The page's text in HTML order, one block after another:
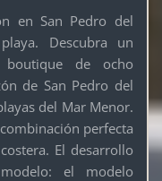
en San Pedro del
Descubra un
de ocho
de San Pedro del
del Mar Menor.
perfecta
El desarrollo
el modelo